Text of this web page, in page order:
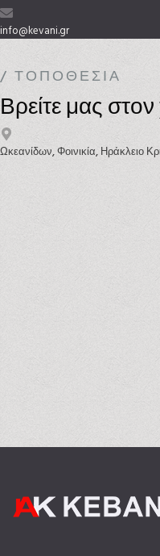
info@kevani.gr
/ ΤΟΠΟΘΕΣΊΑ
Βρείτε μας
Ωκεανίδων, Φοινικία, Ηράκλειο